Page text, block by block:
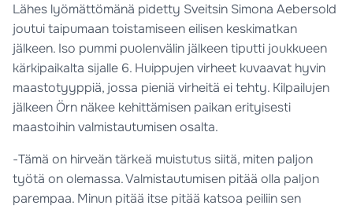
Lähes lyömättömänä pidetty Sveitsin Simona Aebersold
joutui taipumaan toistamiseen eilisen keskimatkan
jälkeen. Iso pummi puolenvälin jälkeen tiputti joukkueen
kärkipaikalta sijalle 6. Huippujen virheet kuvaavat hyvin
maastotyyppiä, jossa pieniä virheitä ei tehty. Kilpailujen
jälkeen Örn näkee kehittämisen paikan erityisesti
maastoihin valmistautumisen osalta.
-Tämä on hirveän tärkeä muistutus siitä, miten paljon
työtä on olemassa. Valmistautumisen pitää olla paljon
parempaa. Minun pitää itse pitää katsoa peiliin sen